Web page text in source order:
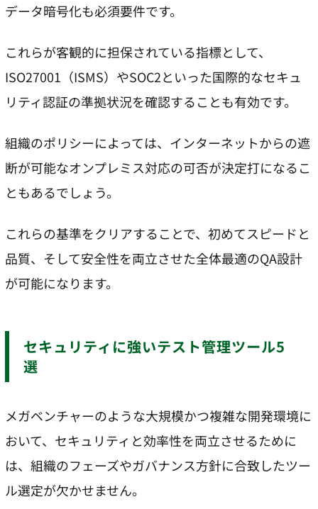
データ暗号化も必須要件です。
これらが客観的に担保されている指標として、
ISO27001（ISMS）やSOC2といった国際的なセキュ
リティ認証の準拠状況を確認することも有効です。
組織のポリシーによっては、インターネットからの遮
断が可能なオンプレミス対応の可否が決定打になるこ
ともあるでしょう。
これらの基準をクリアすることで、初めてスピードと
品質、そして安全性を両立させた全体最適のQA設計
が可能になります。
セキュリティに強いテスト管理ツール5
選
メガベンチャーのような大規模かつ複雑な開発環境に
おいて、セキュリティと効率性を両立させるために
は、組織のフェーズやガバナンス方針に合致したツー
ル選定が欠かせません。